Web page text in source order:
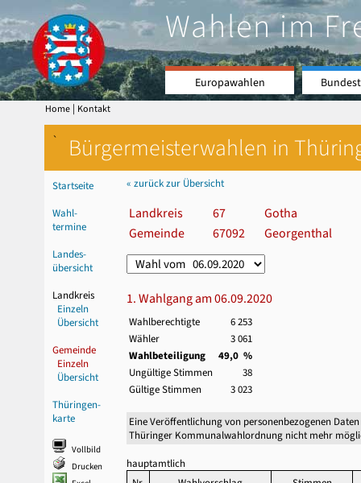
Wahlen im
Europawahlen
Home | Kontakt
` Bürgermeisterwahlen in
Startseite
Wahl-
termine
Landes-
übersicht
Landkreis
Einzeln
Übersicht
Gemeinde
Einzeln
Übersicht
Thüringen-
karte
Vollbild
Drucken
« zurück zur Übersicht
Landkreis 67
Gotha
Gemeinde
67092 Georgenthal
1. Wahlgang am 06.09.2020
Wahlberechtigte
6 253
Wähler
3 061
Wahlbeteiligung
49,0 %
Ungültige Stimmen
38
Gültige Stimmen
3 023
Eine Veröffentlichung von personenbezogenen
Thüringer Kommunalwahlordnung nicht mehr
hauptamtlich